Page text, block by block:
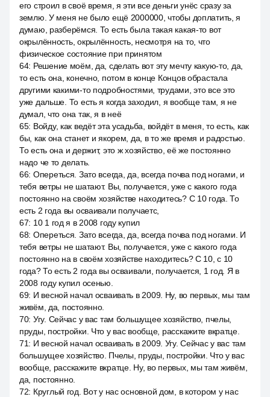
его строил в своё время, я эти все деньги унёс сразу за
землю. У меня не было ещё 2000000, чтобы доплатить, я
думаю, разберёмся. То есть была такая какая-то вот
окрылённость, окрылённость, несмотря на то, что
физическое состояние при принятом
64: Решение моём, да, сделать вот эту мечту какую-то, да,
то есть она, конечно, потом в конце Концов обрастала
другими какими-то подробностями, трудами, это все это
уже дальше. То есть я когда заходил, я вообще там, я не
думал, что она так, я в неё
65: Войду, как ведёт эта усадьба, войдёт в меня, то есть, как
бы, как она станет и якорем, да, в то же время и радостью.
То есть она и держит, это ж хозяйство, её же постоянно
надо че то делать.
66: Опереться. Зато всегда, да, всегда почва под ногами, и
тебя ветры не шатают. Вы, получается, уже с какого года
постоянно на своём хозяйстве находитесь? С 10 года. То
есть 2 года вы осваивали получаетс,
67: 10 1 год я в 2008 году купил
68: Опереться. Зато всегда, да, всегда почва под ногами. И
тебя ветры не шатают. Вы, получается, уже с какого года
постоянно на в своём хозяйстве находитесь? С 10, с 10
года? То есть 2 года вы осваивали, получается, 1 год. Я в
2008 году купил осенью.
69: И весной начал осваивать в 2009. Ну, во первых, мы там
живём, да, постоянно.
70: Угу. Сейчас у вас там большущее хозяйство, пчелы,
пруды, постройки. Что у вас вообще, расскажите вкратце.
71: И весной начал осваивать в 2009. Угу. Сейчас у вас там
большущее хозяйство. Пчелы, пруды, постройки. Что у вас
вообще, расскажите вкратце. Ну, во первых, мы там живём,
да, постоянно.
72: Круглый год. Вот у нас основной дом, в котором у нас